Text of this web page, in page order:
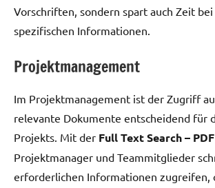
Vorschriften, sondern spart auch Zeit bei
spezifischen Informationen.
Projektmanagement
Im Projektmanagement ist der Zugriff
relevante Dokumente entscheidend für
Projekts. Mit der Full Text Search –
Projektmanager und Teammitglieder
erforderlichen Informationen zugreifen,